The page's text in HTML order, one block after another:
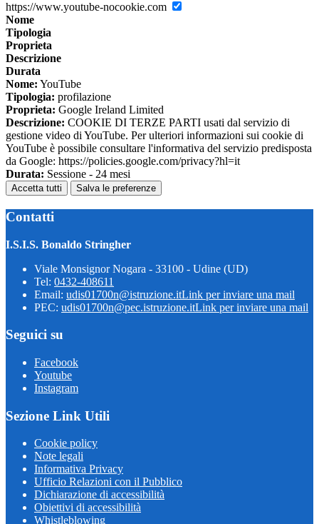
https://www.youtube-nocookie.com
Nome
Tipologia
Proprieta
Descrizione
Durata
Nome: YouTube
Tipologia: profilazione
Proprieta: Google Ireland Limited
Descrizione: COOKIE DI TERZE PARTI usati dal servizio di
gestione video di YouTube. Per ulteriori informazioni sui cookie di
YouTube è possibile consultare l'informativa del servizio predisposta
da Google: https://policies.google.com/privacy?hl=it
Durata: Sessione - 24 mesi
Accetta tutti Salva le preferenze
Contatti
I.S.I.S. Bonaldo Stringher
Viale Monsignor Nogara - 33100 - Udine (UD)
Tel: 0432-408611
Email: udis01700n@istruzione.itLink per inviare una mail
PEC: udis01700n@pec.istruzione.itLink per inviare una mail
Seguici su
Facebook
Youtube
Instagram
Sezione Link Utili
Cookie policy
Note legali
Informativa Privacy
Ufficio Relazioni con il Pubblico
Dichiarazione di accessibilità
Obiettivi di accessibilità
Whistleblowing